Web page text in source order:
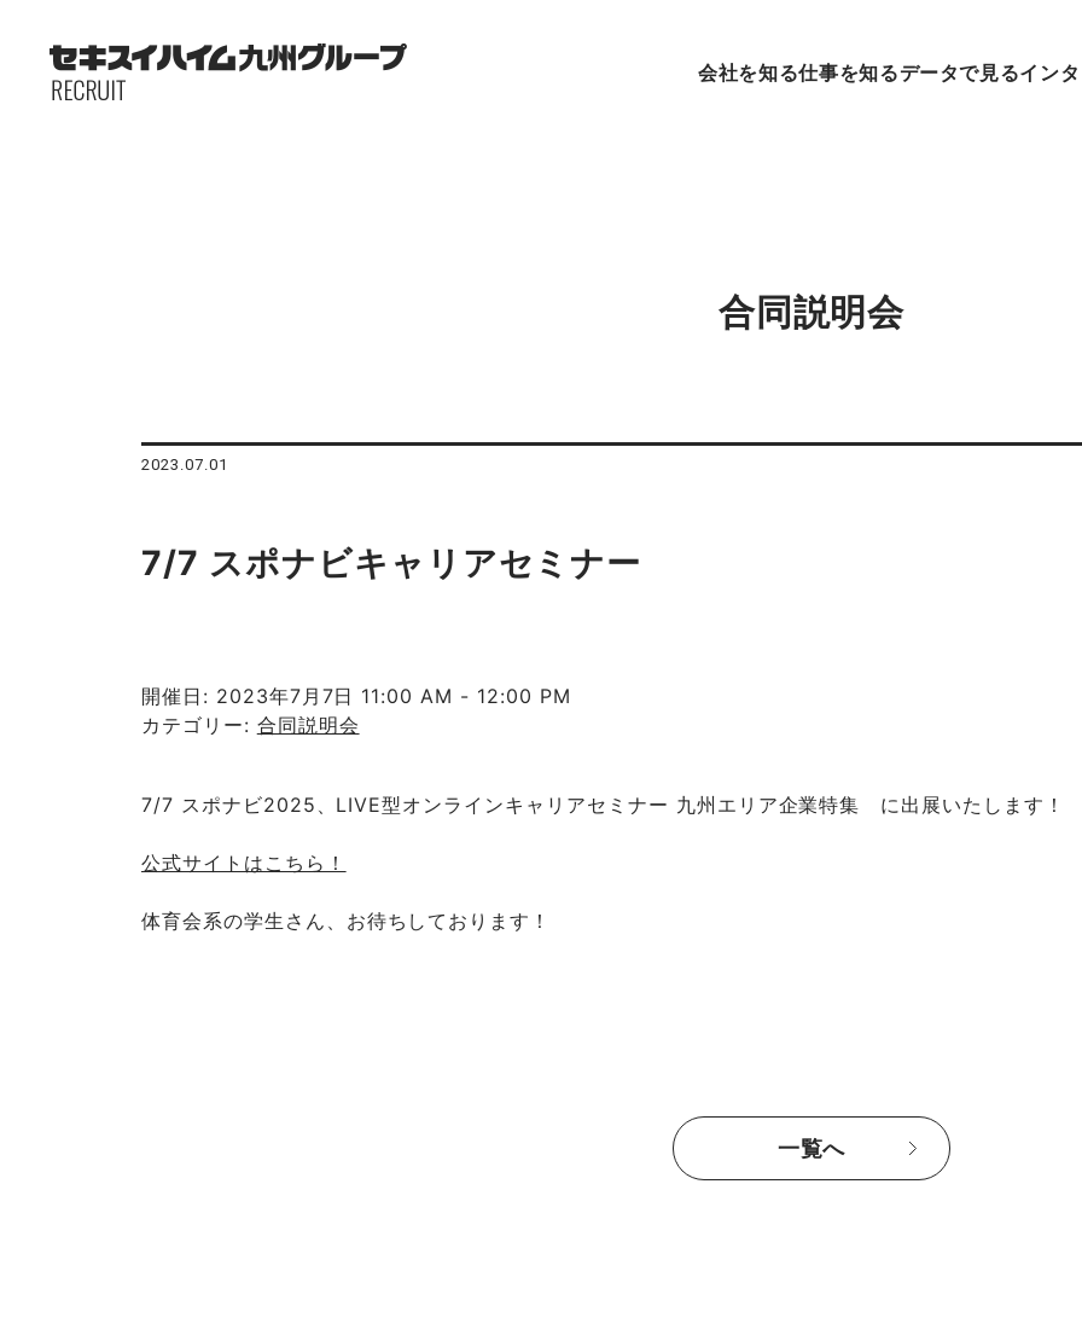
会社を知る仕事を知るデータで見るイン
合同説明会
2023.07.01
7/7 スポナビキャリアセミナー
開催日: 2023年7月7日 11:00 AM - 12:00 PM
カテゴリー: 合同説明会
7/7 スポナビ2025、LIVE型オンラインキャリアセミナー 九州エリア企業特集 に出展いたします！
公式サイトはこちら！
体育会系の学生さん、お待ちしております！
一覧へ